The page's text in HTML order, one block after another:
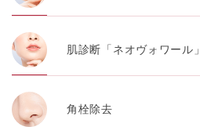
肌診断「ネオヴォワール」
角栓除去